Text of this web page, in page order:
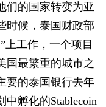
们的国家转变为亚
时候，泰国财政部
上工作，一个项目
国最繁重的城市之
要的泰国银行去年
孵化的Stablecoin